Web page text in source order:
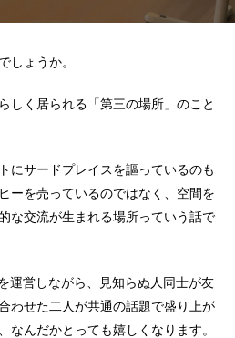
しょうか。
しく居られる「第三の場所」のこと
にサードプレイスを謳っているのも
ーを売っているのではなく、空間を
な交流が生まれる場所っていう話で
運営しながら、見知らぬ人同士が友
わせた二人が共通の話題で盛り上が
なんだかとっても嬉しくなります。